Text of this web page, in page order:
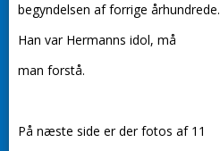
begyndelsen af forrige århundrede.
Han var Hermanns idol, må
man forstå.
På næste side er der fotos af 11